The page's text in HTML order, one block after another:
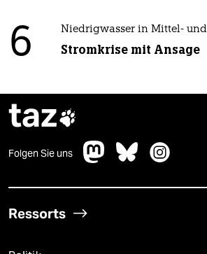
6 Niedrigwasser in Mittel-
Stromkrise mit Ansage
taz
Folgen Sie uns
Ressorts